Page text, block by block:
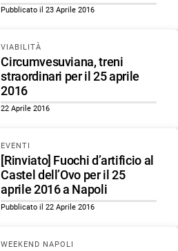
Pubblicato il 23 Aprile 2016
VIABILITÀ
Circumvesuviana, treni
straordinari per il 25 aprile
2016
22 Aprile 2016
EVENTI
[Rinviato] Fuochi d’artificio al
Castel dell’Ovo per il 25
aprile 2016 a Napoli
Pubblicato il 22 Aprile 2016
WEEKEND NAPOLI